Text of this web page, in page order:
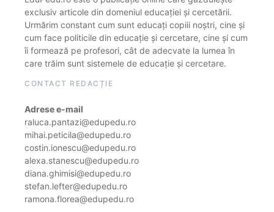
exclusiv articole din domeniul educației și cercetării.
Urmărim constant cum sunt educați copiii noștri, cine și
cum face politicile din educație și cercetare, cine și cum
îi formează pe profesori, cât de adecvate la lumea în
care trăim sunt sistemele de educație și cercetare.
CONTACT REDACȚIE
Adrese e-mail
raluca.pantazi@edupedu.ro
mihai.peticila@edupedu.ro
costin.ionescu@edupedu.ro
alexa.stanescu@edupedu.ro
diana.ghimisi@edupedu.ro
stefan.lefter@edupedu.ro
ramona.florea@edupedu.ro